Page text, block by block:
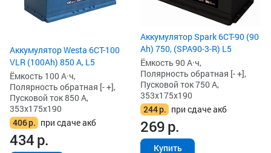
Аккумулятор Westa 6СТ-100
VLR (100Ah) 850 А, L5
Ёмкость 100 А·ч,
Полярность обратная [- +],
Пусковой ток 850 А,
353x175x190
406р. при сдаче акб
434р.
Аккумулятор Spark 6СТ-90 (90
Ah) 750, (SPA90-3-R) L5
Ёмкость 90 А·ч,
Полярность обратная [- +],
Пусковой ток 750 А,
353x175x190
244р. при сдаче акб
269р.
Купить